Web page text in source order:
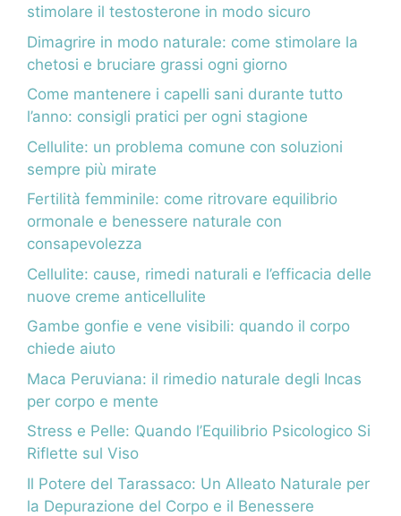
stimolare il testosterone in modo sicuro
Dimagrire in modo naturale: come stimolare la
chetosi e bruciare grassi ogni giorno
Come mantenere i capelli sani durante tutto
l’anno: consigli pratici per ogni stagione
Cellulite: un problema comune con soluzioni
sempre più mirate
Fertilità femminile: come ritrovare equilibrio
ormonale e benessere naturale con
consapevolezza
Cellulite: cause, rimedi naturali e l’efficacia delle
nuove creme anticellulite
Gambe gonfie e vene visibili: quando il corpo
chiede aiuto
Maca Peruviana: il rimedio naturale degli Incas
per corpo e mente
Stress e Pelle: Quando l’Equilibrio Psicologico Si
Riflette sul Viso
Il Potere del Tarassaco: Un Alleato Naturale per
la Depurazione del Corpo e il Benessere